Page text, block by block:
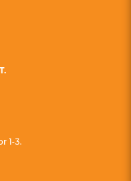
1-3.